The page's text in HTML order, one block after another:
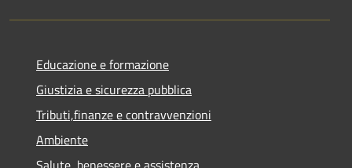
Educazione e formazione
Giustizia e sicurezza pubblica
Tributi,finanze e contravvenzioni
Ambiente